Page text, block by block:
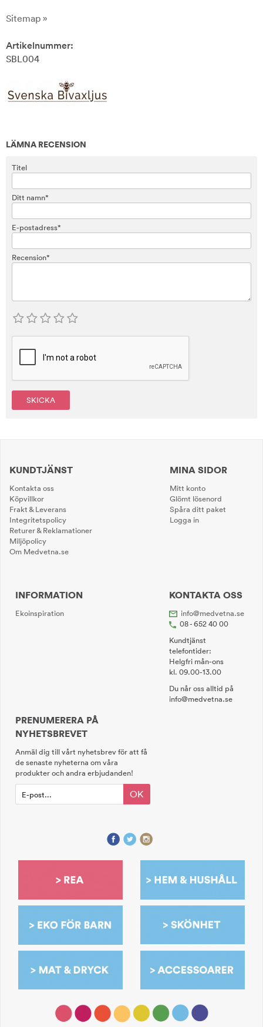
Sitemap »
Artikelnummer:
SBL004
LÄMNA RECENSION
Titel
Ditt namn*
E-postadress*
Recension*
SKICKA
KUNDTJÄNST
Kontakta oss
Köpvillkor
Frakt & Leverans
Integritetspolicy
Returer & Reklamationer
Miljöpolicy
Om Medvetna.se
MINA SIDOR
Mitt konto
Glömt lösenord
Spåra ditt paket
Logga in
INFORMATION
Ekoinspiration
KONTAKTA OSS
info@medvetna.se
08 - 652 40 00
Kundtjänst
telefontider:
Helgfri mån-ons
kl. 09.00-13.00
Du når oss alltid på
info@medvetna.se
PRENUMERERA PÅ
NYHETSBREVET
Anmäl dig till vårt nyhetsbrev för att få
de senaste nyheterna om våra
produkter och andra erbjudanden!
OK